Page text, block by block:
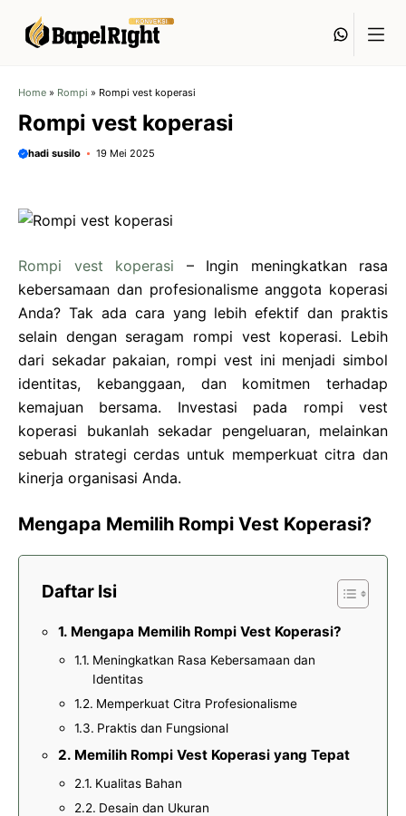
Home » Rompi » Rompi vest koperasi
Rompi vest koperasi
hadi susilo 19 Mei 2025
Rompi vest koperasi – Ingin meningkatkan rasa
kebersamaan dan profesionalisme anggota koperasi
Anda? Tak ada cara yang lebih efektif dan praktis
selain dengan seragam rompi vest koperasi. Lebih
dari sekadar pakaian, rompi vest ini menjadi simbol
identitas, kebanggaan, dan komitmen terhadap
kemajuan bersama. Investasi pada rompi vest
koperasi bukanlah sekadar pengeluaran, melainkan
sebuah strategi cerdas untuk memperkuat citra dan
kinerja organisasi Anda.
Mengapa Memilih Rompi Vest Koperasi?
Daftar Isi
Mengapa Memilih Rompi Vest Koperasi?
Meningkatkan Rasa Kebersamaan dan
Identitas
Memperkuat Citra Profesionalisme
Praktis dan Fungsional
Memilih Rompi Vest Koperasi yang Tepat
Kualitas Bahan
Desain dan Ukuran